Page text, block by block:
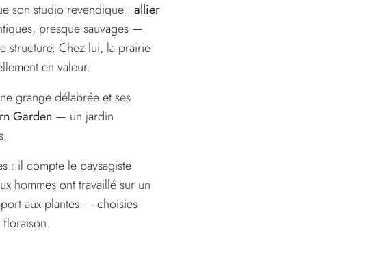
son studio revendique : allier
presque sauvages —
structure. Chez lui, la prairie
en valeur.
grange délabrée et ses
Garden — un jardin
: il compte le paysagiste
hommes ont travaillé sur un
aux plantes — choisies